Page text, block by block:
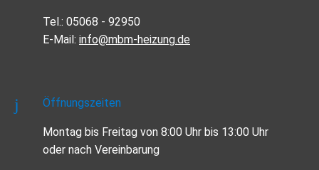
Tel.: 05068 - 92950
E-Mail: info@mbm-heizung.de
Öffnungszeiten
Montag bis Freitag von 8:00 Uhr bis 13:00 Uhr
oder nach Vereinbarung